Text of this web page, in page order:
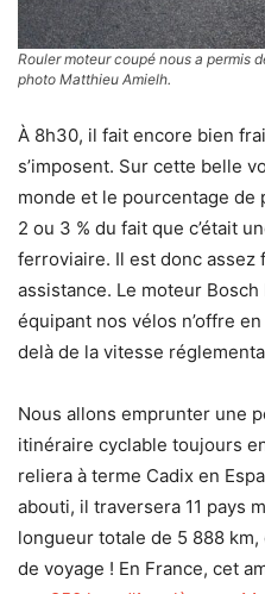
Rouler moteur coupé nous a permis
photo Matthieu Amielh.
À 8h30, il fait encore bien
s’imposent. Sur cette belle
monde et le pourcentage de
2 ou 3 % du fait que c’était
ferroviaire. Il est donc assez
assistance. Le moteur
équipant nos vélos n’offre
delà de la vitesse
Nous allons emprunter une
itinéraire cyclable toujours
reliera à terme Cadix en
abouti, il traversera 11 pays
longueur totale de 5 888
de voyage ! En France, cet